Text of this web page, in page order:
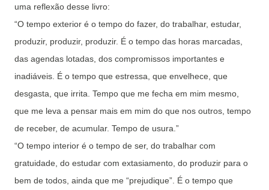
uma reflexão desse livro:
“O tempo exterior é o tempo do fazer, do trabalhar, estudar,
produzir, produzir, produzir. É o tempo das horas marcadas,
das agendas lotadas, dos compromissos importantes e
inadiáveis. É o tempo que estressa, que envelhece, que
desgasta, que irrita. Tempo que me fecha em mim mesmo,
que me leva a pensar mais em mim do que nos outros, tempo
de receber, de acumular. Tempo de usura.”
“O tempo interior é o tempo de ser, do trabalhar com
gratuidade, do estudar com extasiamento, do produzir para o
bem de todos, ainda que me “prejudique”. É o tempo que